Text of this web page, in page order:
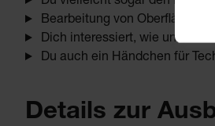
Bearbeitung von Oberflächen
Dich interessiert, wie unsere
Du auch ein Händchen für
Details zur